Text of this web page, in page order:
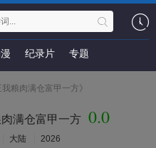
纪录片 专题
我粮肉满仓富甲一方》
满仓富甲一方 0.0
大陆
2026